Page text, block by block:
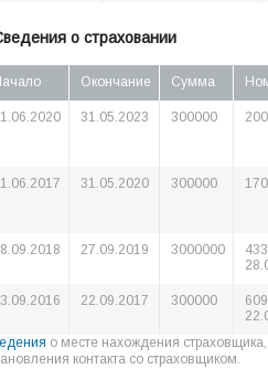
о страховании
Окончание Сумма
31.05.2023 300000
31.05.2020 300000
27.09.2019 3000000
22.09.2017 300000
о месте нахождения
контакта со страховщиком.